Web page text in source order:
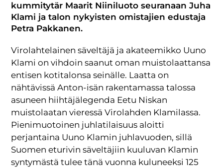
kummitytär Maarit Niiniluoto seuranaan Juha
Klami ja talon nykyisten omistajien edustaja
Petra Pakkanen.
Virolahtelainen säveltäjä ja akateemikko Uuno
Klami on vihdoin saanut oman muistolaattansa
entisen kotitalonsa seinälle. Laatta on
nähtävissä Anton-isän rakentamassa talossa
asuneen hiihtäjälegenda Eetu Niskan
muistolaatan vieressä Virolahden Klamilassa.
Pienimuotoinen juhlatilaisuus aloitti
perjantaina Uuno Klamin juhlavuoden, sillä
Suomen eturivin säveltäjiin kuuluvan Klamin
syntymästä tulee tänä vuonna kuluneeksi 125